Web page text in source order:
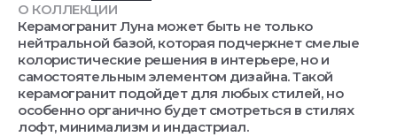
О КОЛЛЕКЦИИ
Керамогранит Луна может быть не только
нейтральной базой, которая подчеркнет смелые
колористические решения в интерьере, но и
самостоятельным элементом дизайна. Такой
керамогранит подойдет для любых стилей, но
особенно органично будет смотреться в стилях
лофт, минимализм и индастриал.